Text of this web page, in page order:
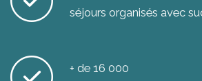
séjours organisés avec
+ de 16 000